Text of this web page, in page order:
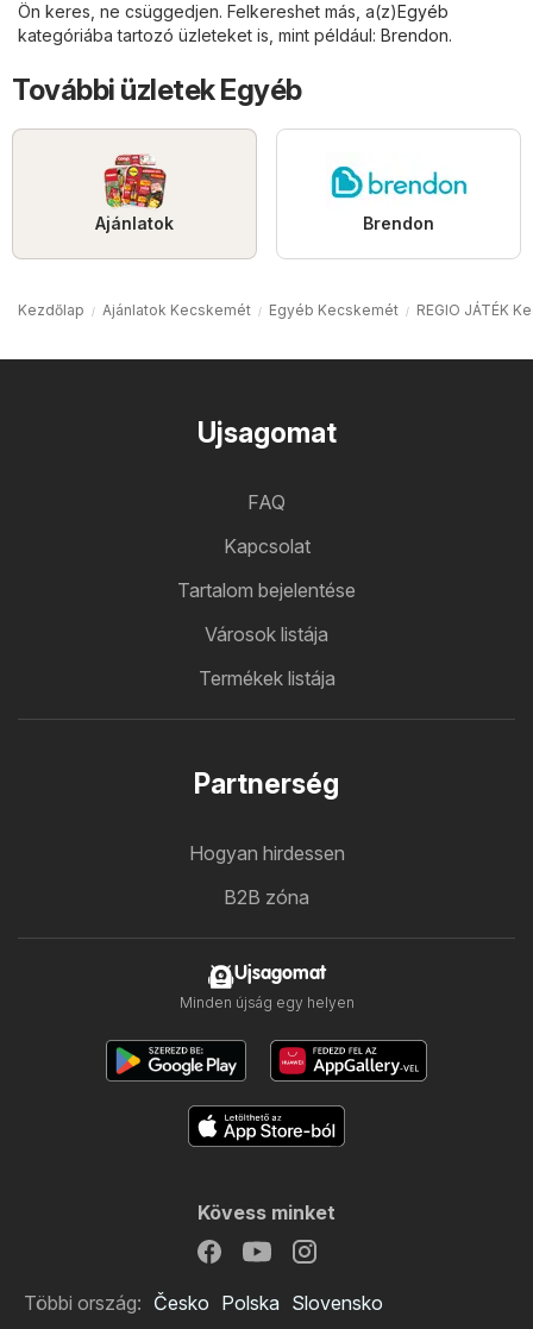
Ön keres, ne csüggedjen. Felkereshet más, a(z)Egyéb
kategóriába tartozó üzleteket is, mint például: Brendon.
További üzletek Egyéb
Ajánlatok Brendon
Kezdőlap Ajánlatok Kecskemét Egyéb Kecskemét REGIO JÁTÉK
Ujsagomat
FAQ
Kapcsolat
Tartalom bejelentése
Városok listája
Termékek listája
Partnerség
Hogyan hirdessen
B2B zóna
Ujsagomat
Minden újság egy helyen
Kövess minket
Többi ország: Česko Polska Slovensko